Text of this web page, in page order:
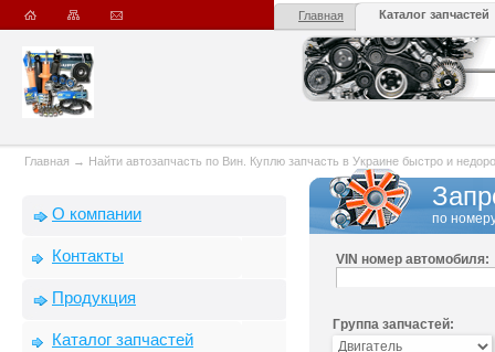
Главная Каталог запчастей
Главная → Найти автозапчасть по Вин. Куплю запчасть в Украине быстро и
О компании
Контакты
Продукция
Каталог запчастей
по
VIN номер автомобиля:
Группа запчастей: